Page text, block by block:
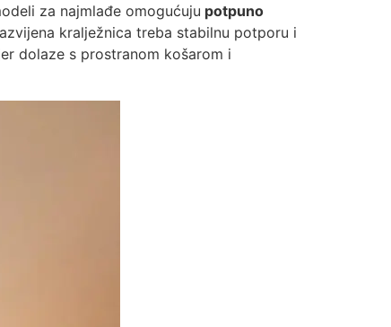
za najmlađe omogućuju potpuno
kralježnica treba stabilnu potporu i
dolaze s prostranom košarom i